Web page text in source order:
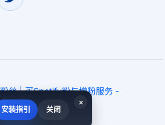
丝 | 买Spotify粉与增粉服务 -
×
安装指引 关闭